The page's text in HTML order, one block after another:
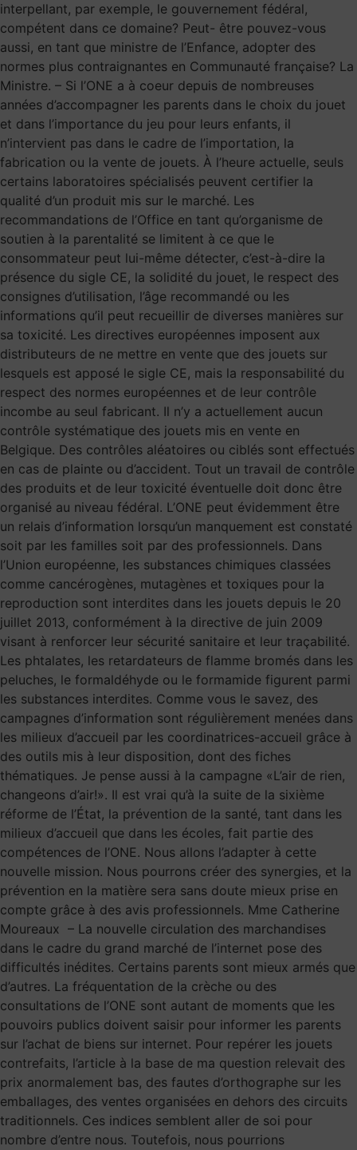
interpellant, par exemple, le gouvernement fédéral,
compétent dans ce domaine? Peut- être pouvez-vous
aussi, en tant que ministre de l’Enfance, adopter des
normes plus contraignantes en Communauté française? La
Ministre. – Si l’ONE a à coeur depuis de nombreuses
années d’accompagner les parents dans le choix du jouet
et dans l’importance du jeu pour leurs enfants, il
n’intervient pas dans le cadre de l’importation, la
fabrication ou la vente de jouets. À l’heure actuelle, seuls
certains laboratoires spécialisés peuvent certifier la
qualité d’un produit mis sur le marché. Les
recommandations de l’Office en tant qu’organisme de
soutien à la parentalité se limitent à ce que le
consommateur peut lui-même détecter, c’est-à-dire la
présence du sigle CE, la solidité du jouet, le respect des
consignes d’utilisation, l’âge recommandé ou les
informations qu’il peut recueillir de diverses manières sur
sa toxicité. Les directives européennes imposent aux
distributeurs de ne mettre en vente que des jouets sur
lesquels est apposé le sigle CE, mais la responsabilité du
respect des normes européennes et de leur contrôle
incombe au seul fabricant. Il n’y a actuellement aucun
contrôle systématique des jouets mis en vente en
Belgique. Des contrôles aléatoires ou ciblés sont effectués
en cas de plainte ou d’accident. Tout un travail de contrôle
des produits et de leur toxicité éventuelle doit donc être
organisé au niveau fédéral. L’ONE peut évidemment être
un relais d’information lorsqu’un manquement est constaté
soit par les familles soit par des professionnels. Dans
l’Union européenne, les substances chimiques classées
comme cancérogènes, mutagènes et toxiques pour la
reproduction sont interdites dans les jouets depuis le 20
juillet 2013, conformément à la directive de juin 2009
visant à renforcer leur sécurité sanitaire et leur traçabilité.
Les phtalates, les retardateurs de flamme bromés dans les
peluches, le formaldéhyde ou le formamide figurent parmi
les substances interdites. Comme vous le savez, des
campagnes d’information sont régulièrement menées dans
les milieux d’accueil par les coordinatrices-accueil grâce à
des outils mis à leur disposition, dont des fiches
thématiques. Je pense aussi à la campagne «L’air de rien,
changeons d’air!». Il est vrai qu’à la suite de la sixième
réforme de l’État, la prévention de la santé, tant dans les
milieux d’accueil que dans les écoles, fait partie des
compétences de l’ONE. Nous allons l’adapter à cette
nouvelle mission. Nous pourrons créer des synergies, et la
prévention en la matière sera sans doute mieux prise en
compte grâce à des avis professionnels. Mme Catherine
Moureaux – La nouvelle circulation des marchandises
dans le cadre du grand marché de l’internet pose des
difficultés inédites. Certains parents sont mieux armés que
d’autres. La fréquentation de la crèche ou des
consultations de l’ONE sont autant de moments que les
pouvoirs publics doivent saisir pour informer les parents
sur l’achat de biens sur internet. Pour repérer les jouets
contrefaits, l’article à la base de ma question relevait des
prix anormalement bas, des fautes d’orthographe sur les
emballages, des ventes organisées en dehors des circuits
traditionnels. Ces indices semblent aller de soi pour
nombre d’entre nous. Toutefois, nous pourrions